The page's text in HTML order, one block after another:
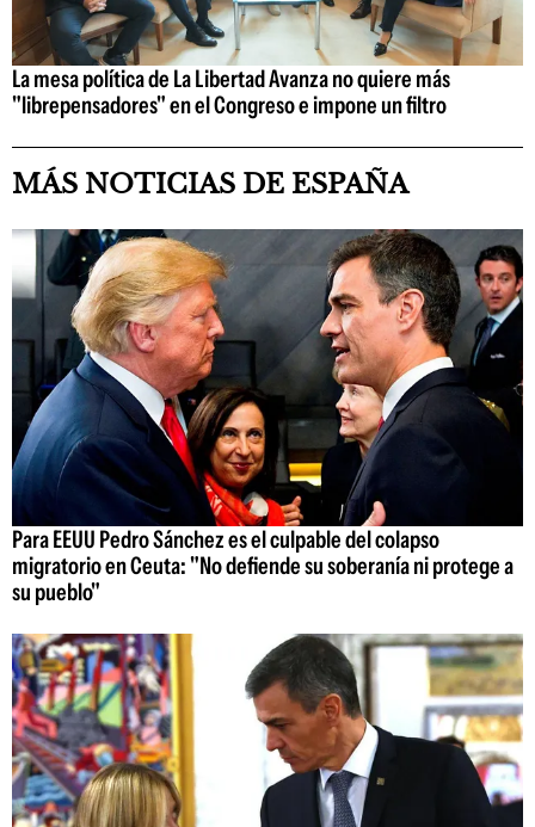
La mesa política de La Libertad Avanza no quiere más
"librepensadores" en el Congreso e impone un filtro
MÁS NOTICIAS DE ESPAÑA
Para EEUU Pedro Sánchez es el culpable del colapso
migratorio en Ceuta: "No defiende su soberanía ni protege a
su pueblo"